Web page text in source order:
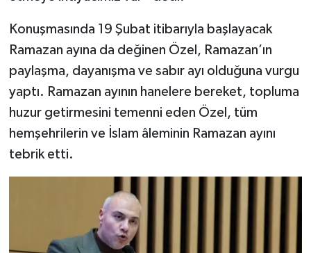
Konuşmasında 19 Şubat itibarıyla başlayacak
Ramazan ayına da değinen Özel, Ramazan’ın
paylaşma, dayanışma ve sabır ayı olduğuna vurgu
yaptı. Ramazan ayının hanelere bereket, topluma
huzur getirmesini temenni eden Özel, tüm
hemşehrilerin ve İslam âleminin Ramazan ayını
tebrik etti.